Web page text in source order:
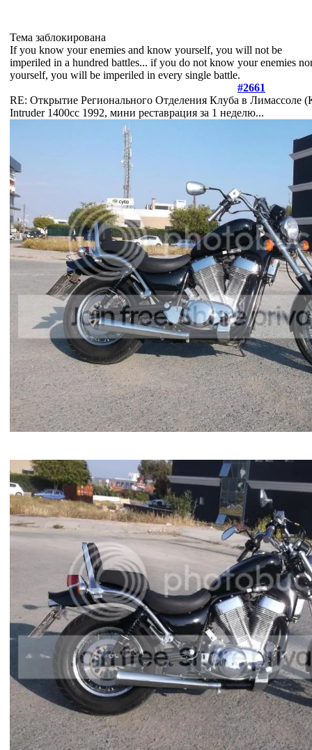
Тема заблокирована
If you know your enemies and know yourself, you will not be
imperiled in a hundred battles... if you do not know your enemies
yourself, you will be imperiled in every single battle.
#2661
RE: Открытие Регионального Отделения Клуба в Лимассоле
Intruder 1400cc 1992, мини реставрация за 1 неделю...